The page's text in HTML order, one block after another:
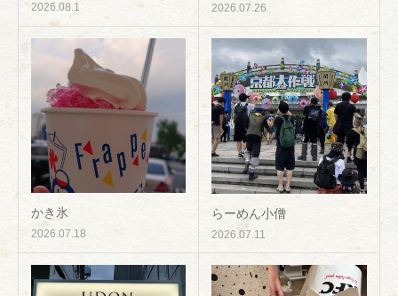
2026.08.1 2026.07.26
かき氷
2026.07.18
らーめん小僧
2026.07.11